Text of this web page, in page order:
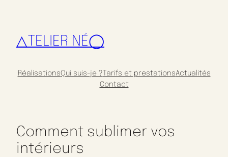
△TELIER NÉ◯
RéalisationsQui suis-je ? Tarifs et prestationsActualités
Contact
Comment sublimer vos
intérieurs